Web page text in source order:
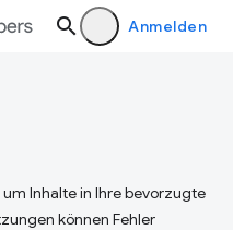
Anmelden
Inhalte in Ihre bevorzugte
können Fehler